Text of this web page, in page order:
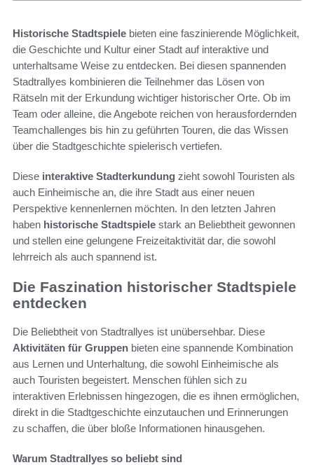
Historische Stadtspiele bieten eine faszinierende Möglichkeit,
die Geschichte und Kultur einer Stadt auf interaktive und
unterhaltsame Weise zu entdecken. Bei diesen spannenden
Stadtrallyes kombinieren die Teilnehmer das Lösen von
Rätseln mit der Erkundung wichtiger historischer Orte. Ob im
Team oder alleine, die Angebote reichen von herausfordernden
Teamchallenges bis hin zu geführten Touren, die das Wissen
über die Stadtgeschichte spielerisch vertiefen.
Diese interaktive Stadterkundung zieht sowohl Touristen als
auch Einheimische an, die ihre Stadt aus einer neuen
Perspektive kennenlernen möchten. In den letzten Jahren
haben historische Stadtspiele stark an Beliebtheit gewonnen
und stellen eine gelungene Freizeitaktivität dar, die sowohl
lehrreich als auch spannend ist.
Die Faszination historischer Stadtspiele
entdecken
Die Beliebtheit von Stadtrallyes ist unübersehbar. Diese
Aktivitäten für Gruppen bieten eine spannende Kombination
aus Lernen und Unterhaltung, die sowohl Einheimische als
auch Touristen begeistert. Menschen fühlen sich zu
interaktiven Erlebnissen hingezogen, die es ihnen ermöglichen,
direkt in die Stadtgeschichte einzutauchen und Erinnerungen
zu schaffen, die über bloße Informationen hinausgehen.
Warum Stadtrallyes so beliebt sind